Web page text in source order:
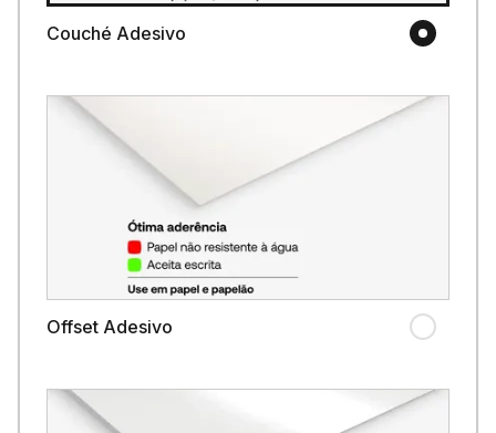
Couché Adesivo
Offset Adesivo